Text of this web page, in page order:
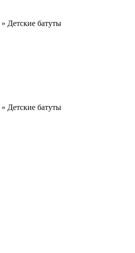
» Детские батуты
» Детские батуты